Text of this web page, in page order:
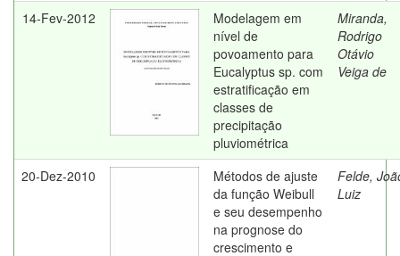
14-Fev-2012
Modelagem em
nível de
povoamento para
Eucalyptus sp. com
estratificação em
classes de
precipitação
pluviométrica
Miranda,
Rodrigo
Otávio
Veiga de
20-Dez-2010
Métodos de ajuste
da função Weibull
e seu desempenho
na prognose do
crescimento e
Felde,
Luiz